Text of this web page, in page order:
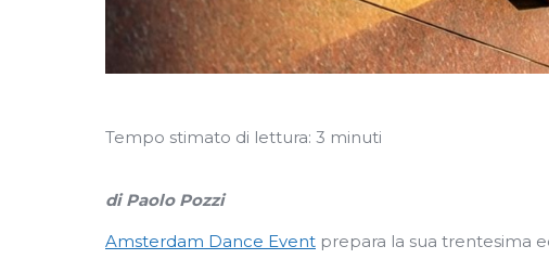
Tempo stimato di lettura: 3 minuti
di Paolo Pozzi
Amsterdam Dance Event prepara la sua trentesima